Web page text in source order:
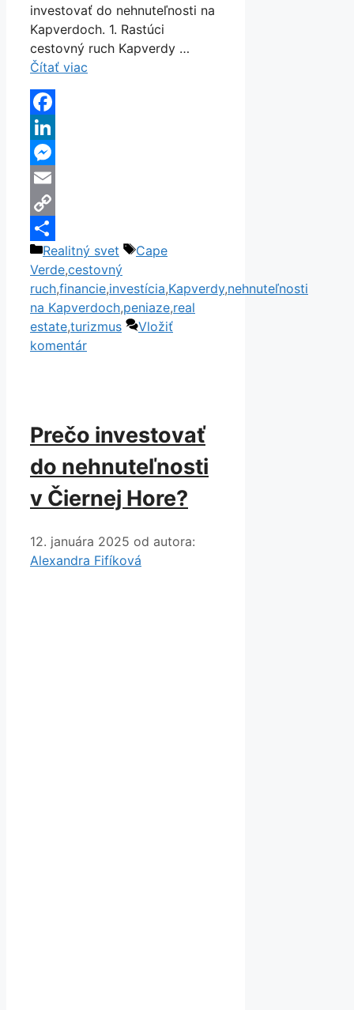
investovať do nehnuteľnosti na
Kapverdoch. 1. Rastúci
cestovný ruch Kapverdy …
Čítať viac
Facebook
LinkedIn
Messenger
Email
Copy
Link
Share
Kategórie
Realitný svet Značky
Cape
Verde,cestovný
ruch,financie,investícia,Kapverdy,nehnuteľnosti
na Kapverdoch,peniaze,real
estate,turizmus
Vložiť
komentár
Prečo investovať
do nehnuteľnosti
v Čiernej Hore?
12. januára 2025 od autora:
Alexandra Fifíková